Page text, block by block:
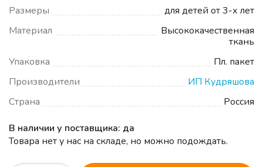
Размеры
для детей от 3-х лет
Материал
Высококачественная
ткань
Упаковка
Пл. пакет
Производители
ИП Кудряшова
Страна
Россия
В наличии у поставщика: да
Товара нет у нас на складе, но можно подождать.